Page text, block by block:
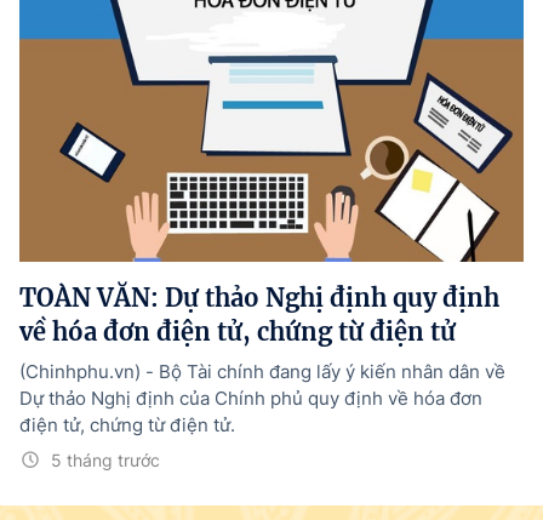
TOÀN VĂN: Dự thảo Nghị định quy định
về hóa đơn điện tử, chứng từ điện tử
5 tháng trước
(Chinhphu.vn) - Bộ Tài chính đang lấy ý kiến nhân dân về
Dự thảo Nghị định của Chính phủ quy định về hóa đơn
điện tử, chứng từ điện tử.